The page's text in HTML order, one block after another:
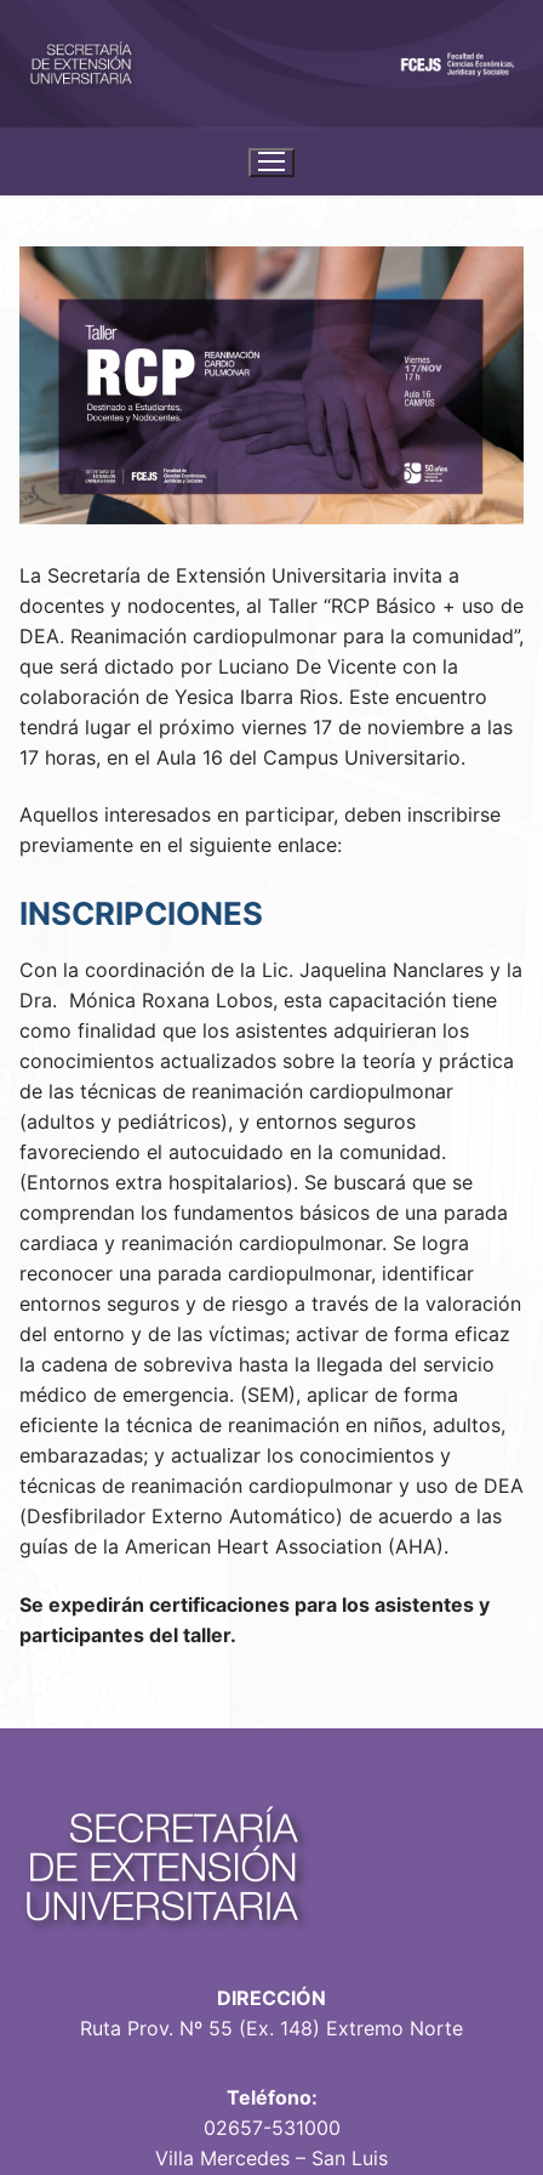
La Secretaría de Extensión Universitaria invita a
docentes y nodocentes, al Taller “RCP Básico + uso de
DEA. Reanimación cardiopulmonar para la comunidad”,
que será dictado por Luciano De Vicente con la
colaboración de Yesica Ibarra Rios. Este encuentro
tendrá lugar el próximo viernes 17 de noviembre a las
17 horas, en el Aula 16 del Campus Universitario.
Aquellos interesados en participar, deben inscribirse
previamente en el siguiente enlace:
INSCRIPCIONES
Con la coordinación de la Lic. Jaquelina Nanclares y la
Dra. Mónica Roxana Lobos, esta capacitación tiene
como finalidad que los asistentes adquirieran los
conocimientos actualizados sobre la teoría y práctica
de las técnicas de reanimación cardiopulmonar
(adultos y pediátricos), y entornos seguros
favoreciendo el autocuidado en la comunidad.
(Entornos extra hospitalarios). Se buscará que se
comprendan los fundamentos básicos de una parada
cardiaca y reanimación cardiopulmonar. Se logra
reconocer una parada cardiopulmonar, identificar
entornos seguros y de riesgo a través de la valoración
del entorno y de las víctimas; activar de forma eficaz
la cadena de sobreviva hasta la llegada del servicio
médico de emergencia. (SEM), aplicar de forma
eficiente la técnica de reanimación en niños, adultos,
embarazadas; y actualizar los conocimientos y
técnicas de reanimación cardiopulmonar y uso de DEA
(Desfibrilador Externo Automático) de acuerdo a las
guías de la American Heart Association (AHA).
Se expedirán certificaciones para los asistentes y
participantes del taller.
DIRECCIÓN
Ruta Prov. Nº 55 (Ex. 148) Extremo Norte
Teléfono:
02657-531000
Villa Mercedes – San Luis